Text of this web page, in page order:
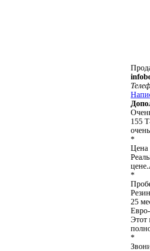
155
*
Цена
*
25
Этот
*